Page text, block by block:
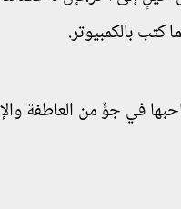
كتب بالكمبيوتر.
في جوٍّ من العاطفة